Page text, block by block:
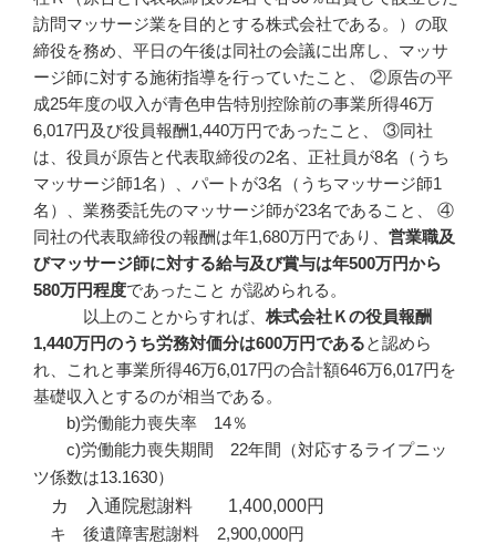
訪問マッサージ業を目的とする株式会社である。）の取
締役を務め、平日の午後は同社の会議に出席し、マッサ
ージ師に対する施術指導を行っていたこと、 ②原告の平
成25年度の収入が青色申告特別控除前の事業所得46万
6,017円及び役員報酬1,440万円であったこと、 ③同社
は、役員が原告と代表取締役の2名、正社員が8名（うち
マッサージ師1名）、パートが3名（うちマッサージ師1
名）、業務委託先のマッサージ師が23名であること、 ④
同社の代表取締役の報酬は年1,680万円であり、 営業職及
びマッサージ師に対する給与及び賞与は年500万円から
580万円程度であったこと が認められる。
以上のことからすれば、 株式会社Ｋの役員報酬
1,440万円のうち労務対価分は600万円であると認めら
れ、これと事業所得46万6,017円の合計額646万6,017円を
基礎収入とするのが相当である。
b)労働能力喪失率 14％
c)労働能力喪失期間 22年間（対応するライプニッ
ツ係数は13.1630）
カ 入通院慰謝料 1,400,000円
キ 後遺障害慰謝料 2,900,000円